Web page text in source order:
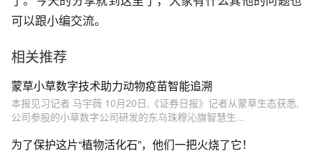
可以跟小编交流。
相关推荐
蒙草小草数字技术助力动物疫苗智能追溯
本报见习记者 马宇薇 10月20日,《证券日报》记者从蒙草生态获悉,
公司参股的小草数字公司研发的东乌珠穆沁旗智慧生...
为了保护这片“植物活化石”，他们一把火烧了它！